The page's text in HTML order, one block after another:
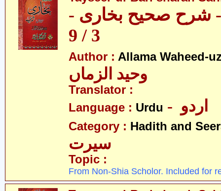
- شرح صحیح بخاری -
3 / 9
Author : Allama Waheed-
وحید الزماں
Translator :
Language : Urdu
Category : Hadith and
سیرت
Topic :
From Non-Shia Scholor. Included for